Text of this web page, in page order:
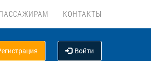
КОНТАКТЫ
Войти